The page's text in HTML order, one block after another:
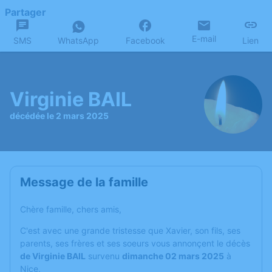
Partager
SMS WhatsApp Facebook E-mail Lien
Virginie BAIL
décédée le 2 mars 2025
Message de la famille
Chère famille, chers amis,
C'est avec une grande tristesse que Xavier, son fils, ses
parents, ses frères et ses soeurs vous annonçent le décès
de Virginie BAIL survenu dimanche 02 mars 2025 à
Nice.